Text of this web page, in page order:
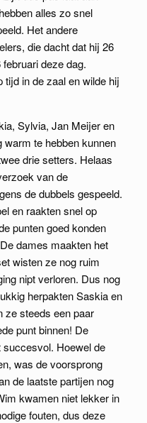
alles zo snel
Het andere
die dacht dat hij 26
deze dag.
in de zaal en wilde hij
Sylvia, Jan Meijer en
warm te hebben kunnen
drie setters. Helaas
van de
de dubbels gespeeld.
en raakten snel op
punten goed konden
dames maakten het
wisten ze nog ruim
nipt verloren. Dus nog
herpakten Saskia en
ze steeds een paar
punt binnen! De
Hoewel de
was de voorsprong
de laatste partijen nog
kwamen niet lekker in
fouten, dus deze